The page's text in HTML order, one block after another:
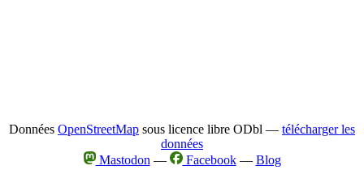
Données OpenStreetMap sous licence libre ODbl — télécharger les
données
Mastodon — Facebook— Blog